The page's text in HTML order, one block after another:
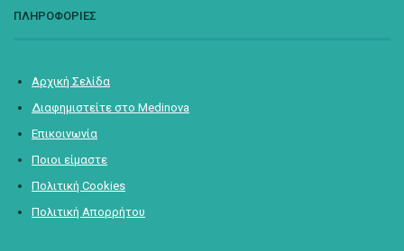
ΠΛΗΡΟΦΟΡΙΕΣ
Αρχική Σελίδα
Διαφημιστείτε στο Medinova
Επικοινωνία
Ποιοι είμαστε
Πολιτική Cookies
Πολιτική Απορρήτου